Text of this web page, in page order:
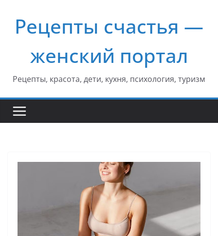
содержимому
Рецепты счастья —
женский портал
Рецепты, красота, дети, кухня, психология, туризм